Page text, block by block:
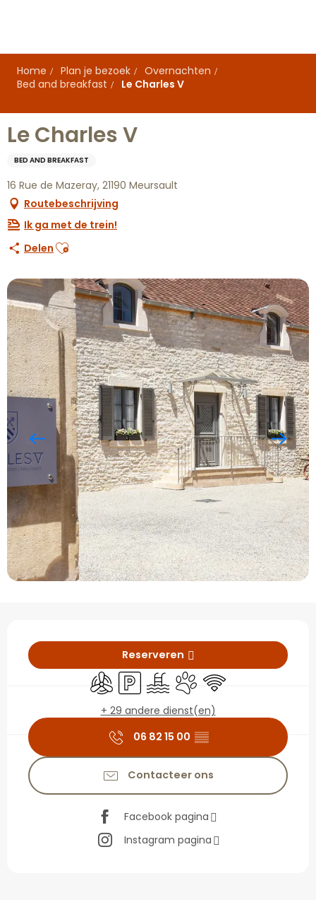
principal
Home
Plan je bezoek
Overnachten
Bed and breakfast
Le Charles V
Le Charles V
BED AND BREAKFAST
16 Rue de Mazeray, 21190 Meursault
Routebeschrijving
Ik ga met de trein!
Delen Ajouter aux favoris
Openingstijden en
Reserveren
Met aircoParkeerplaats
ZwembadDieren toegelaten
Wifi
+ 29 andere dienst(en)
06 82 15 00 ▒▒
Contacteer ons
Facebook pagina
Instagram pagina